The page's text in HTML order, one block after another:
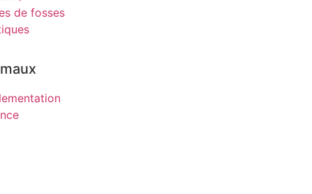
de fosses